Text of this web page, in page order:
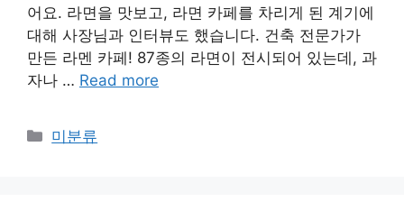
어요. 라면을 맛보고, 라면 카페를 차리게 된 계기에
대해 사장님과 인터뷰도 했습니다. 건축 전문가가
만든 라멘 카페! 87종의 라면이 전시되어 있는데, 과
자나 … Read more
Categories
미분류